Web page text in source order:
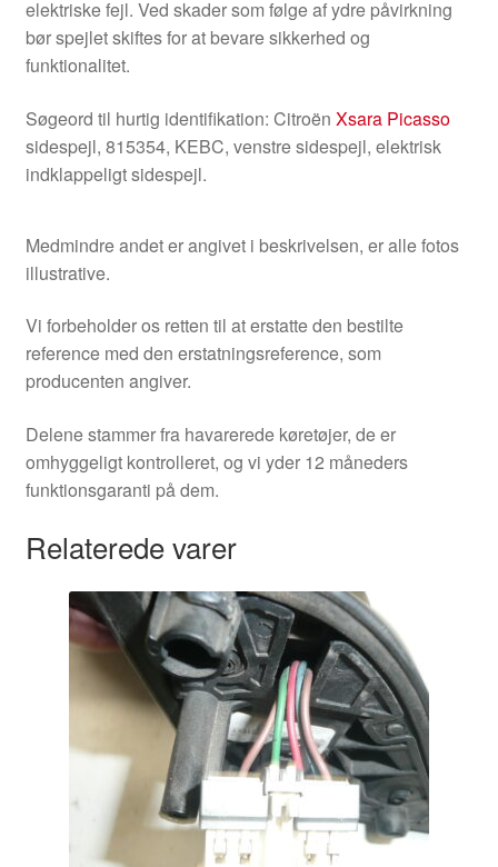
elektriske fejl. Ved skader som følge af ydre påvirkning
bør spejlet skiftes for at bevare sikkerhed og
funktionalitet.
Søgeord til hurtig identifikation: Citroën Xsara Picasso
sidespejl, 815354, KEBC, venstre sidespejl, elektrisk
indklappeligt sidespejl.
Medmindre andet er angivet i beskrivelsen, er alle fotos
illustrative.
Vi forbeholder os retten til at erstatte den bestilte
reference med den erstatningsreference, som
producenten angiver.
Delene stammer fra havarerede køretøjer, de er
omhyggeligt kontrolleret, og vi yder 12 måneders
funktionsgaranti på dem.
Relaterede varer